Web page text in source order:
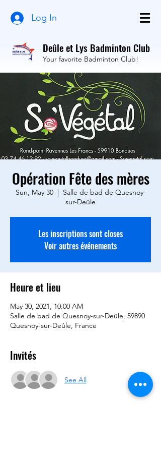
Log In
Deûle et Lys Badminton Club
Your favorite Badminton Club!
Opération Fête des mères
Sun, May 30
  |
Salle de bad de Quesnoy-
sur-Deûle
Les inscriptions sont closes
Voir autres événements
Heure et lieu
May 30, 2021, 10:00 AM
Salle de bad de Quesnoy-sur-Deûle, 59890
Quesnoy-sur-Deûle, France
Invités
See All